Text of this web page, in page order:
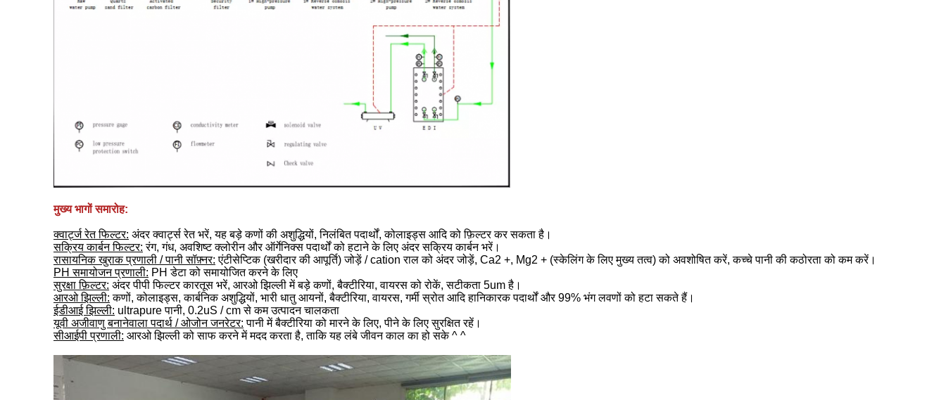
मुख्य भागों समारोह:
क्वार्ट्ज रेत फिल्टर: अंदर क्वार्ट्स रेत भरें, यह बड़े कणों की अशुद्धियों, निलंबित पदार्थों, कोलाइड्स आदि को फ़िल्टर कर सकता है।
सक्रिय कार्बन फिल्टर: रंग, गंध, अवशिष्ट क्लोरीन और ऑर्गेनिक्स पदार्थों को हटाने के लिए अंदर सक्रिय कार्बन भरें।
रासायनिक खुराक प्रणाली / पानी सॉफ़्नर: एंटीसेप्टिक (खरीदार की आपूर्ति) जोड़ें / cation राल को अंदर जोड़ें, Ca2 +, Mg2 + (स्केलिंग के लिए मुख्य तत्व) को अवशोषित करें, कच्चे पानी की कठोरता को कम करें।
PH समायोजन प्रणाली: PH डेटा को समायोजित करने के लिए
सुरक्षा फ़िल्टर: अंदर पीपी फिल्टर कारतूस भरें, आरओ झिल्ली में बड़े कणों, बैक्टीरिया, वायरस को रोकें, सटीकता 5um है।
आरओ झिल्ली: कणों, कोलाइड्स, कार्बनिक अशुद्धियों, भारी धातु आयनों, बैक्टीरिया, वायरस, गर्मी स्रोत आदि हानिकारक पदार्थों और 99% भंग लवणों को हटा सकते हैं।
ईडीआई झिल्ली: ultrapure पानी, 0.2uS / cm से कम उत्पादन चालकता
यूवी अजीवाणु बनानेवाला पदार्थ / ओजोन जनरेटर: पानी में बैक्टीरिया को मारने के लिए, पीने के लिए सुरक्षित रहें।
सीआईपी प्रणाली: आरओ झिल्ली को साफ करने में मदद करता है, ताकि यह लंबे जीवन काल का हो सके ^ ^